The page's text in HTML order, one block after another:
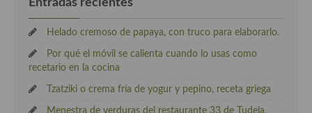
Entradas recientes
Helado cremoso de papaya, con truco para elaborarlo.
Por qué el móvil se calienta cuando lo usas como
recetario en la cocina
Tzatziki o crema fría de yogur y pepino, receta griega